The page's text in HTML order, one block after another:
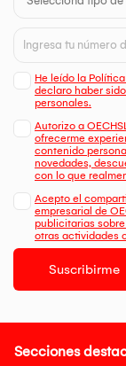
He leído la
declaro haber
personales.
Autorizo a
ofrecerme
contenido
novedades,
con lo que
Acepto el
empresarial de
publicitarias
otras actividades
Suscribirme
Secciones